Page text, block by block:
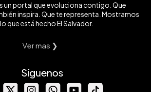
un portal que evoluciona contigo. Que
inspira. Que te representa. Mostramos
que está hecho El Salvador.
Ver mas ❯
Síguenos